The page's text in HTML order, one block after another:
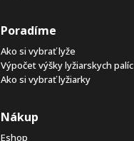
Poradíme
Ako si vybrať lyže
Výpočet výšky lyžiarskych palíc
Ako si vybrať lyžiarky
Nákup
Eshop